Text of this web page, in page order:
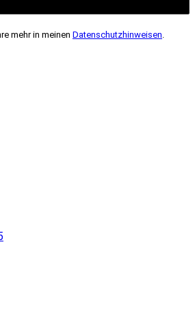
mehr in meinen Datenschutzhinweisen